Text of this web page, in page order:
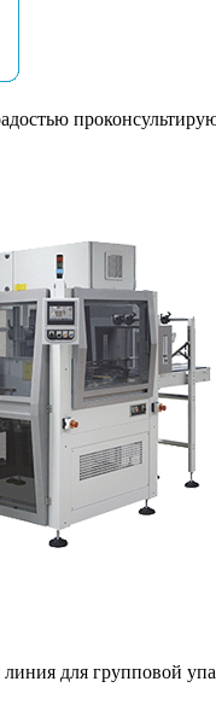
линия для групповой